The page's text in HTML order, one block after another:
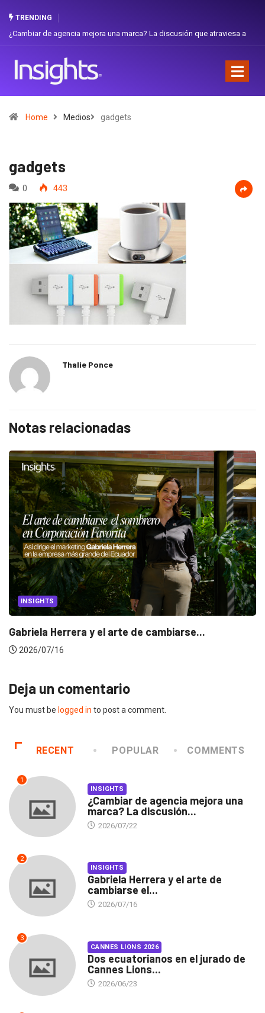
TRENDING
una marca? La discusión que atraviesa a
Gabriela Herrera y el arte
Home Medios gadgets
gadgets
0 443
Thalie Ponce
Notas relacionadas
INSIGHTS
Gabriela Herrera y el arte de cambiarse...
2026/07/16
Deja un comentario
You must be logged in to post a comment.
RECENT POPULAR COMMENTS
1
INSIGHTS
¿Cambiar de agencia mejora una
marca? La discusión...
2026/07/22
2
INSIGHTS
Gabriela Herrera y el arte de
cambiarse el...
2026/07/16
3
CANNES LIONS 2026
Dos ecuatorianos en el jurado de
Cannes Lions...
2026/06/23